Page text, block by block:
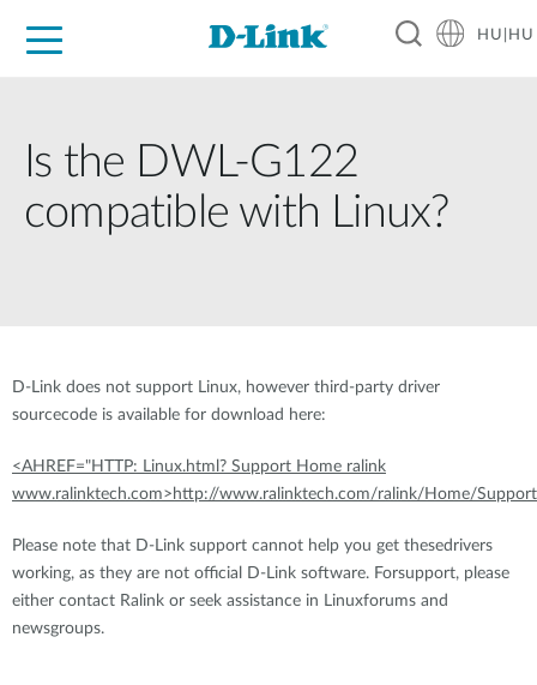
HU|HU
Is the DWL-G122
compatible with Linux?
D-Link does not support Linux, however third-party driver
sourcecode is available for download here:
<AHREF="HTTP: Linux.html? Support Home ralink
www.ralinktech.com>http://www.ralinktech.com/ralink/Home/
Please note that D-Link support cannot help you get thesedrivers
working, as they are not official D-Link software. Forsupport, please
either contact Ralink or seek assistance in Linuxforums and
newsgroups.